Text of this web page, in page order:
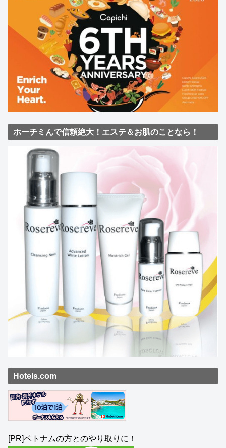
ホーチミんで信頼絶大！エステ＆お肌のことなら！
Hotels.com
[PR]ベトナムの方とのやり取りに！